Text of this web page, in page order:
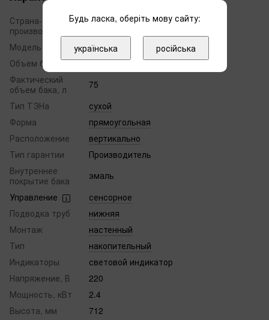
Страна-
производитель
Египет
Модель
Steatite Cube
Объем бака, л
75
Фактический
объем бака, л
75
Тип ТЭНа
сухой
Форма
прямоугольная
Расположение
вертикально
Тип гарантии
Производитель
Внутреннее
покрытие бака
эмаль
Управление
сенсорное
Подводка труб
нижняя
Монтаж
настенный
Тип
накопительный
Индикаторы
световой индикатор
Напряжение, В
220
Мощность, кВт
2.4
Высота, мм
712
Будь ласка, оберіть мову сайту:
українська російська